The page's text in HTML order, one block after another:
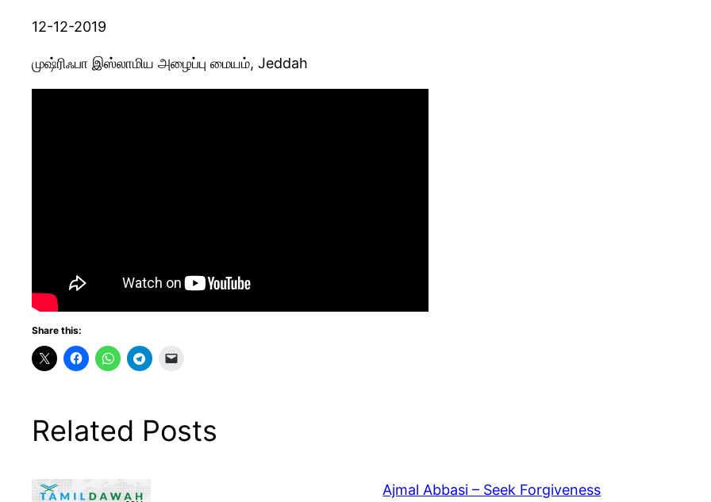
12-12-2019
முஷ்ரிஃபா இஸ்லாமிய அழைப்பு மையம், Jeddah
Share this:
Related Posts
Ajmal Abbasi – Seek Forgiveness